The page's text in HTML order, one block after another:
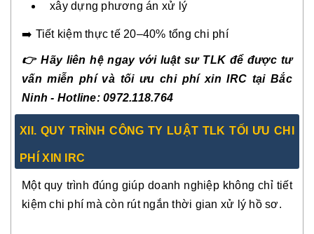
xây dựng phương án xử lý
➡️ Tiết kiệm thực tế 20–40% tổng chi phí
👉 Hãy liên hệ ngay với luật sư TLK để được tư
vấn miễn phí và tối ưu chi phí xin IRC tại Bắc
Ninh - Hotline: 0972.118.764
XII. QUY TRÌNH CÔNG TY LUẬT TLK TỐI ƯU CHI
PHÍ XIN IRC
Một quy trình đúng giúp doanh nghiệp không chỉ tiết
kiệm chi phí mà còn rút ngắn thời gian xử lý hồ sơ.